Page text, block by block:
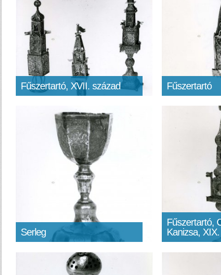
Fűszertartó, XVII. század Fűszertartó
Serleg
Fűszertartó,
Kanizsa,